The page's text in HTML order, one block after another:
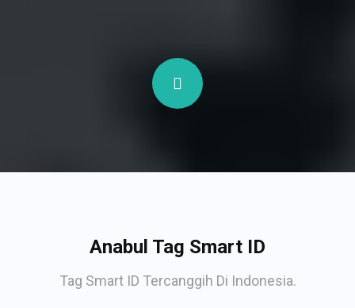
Anabul Tag Smart ID
Tag Smart ID Tercanggih Di Indonesia.